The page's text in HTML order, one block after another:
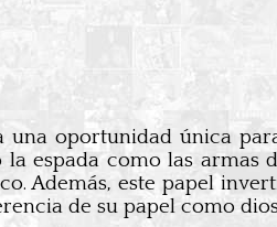
una oportunidad única
espada como las
Además, este papel
de su papel como